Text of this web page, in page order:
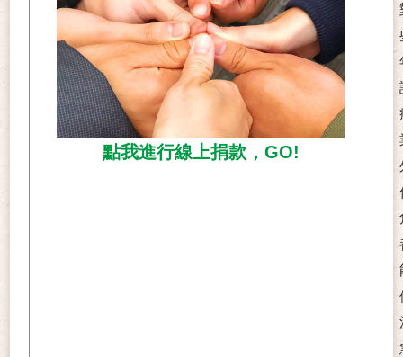
點我進行線上捐款，GO!